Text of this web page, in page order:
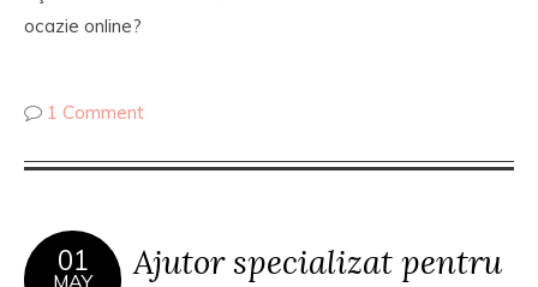
ocazie online?
1 Comment
01
MAY
Ajutor specializat pentru